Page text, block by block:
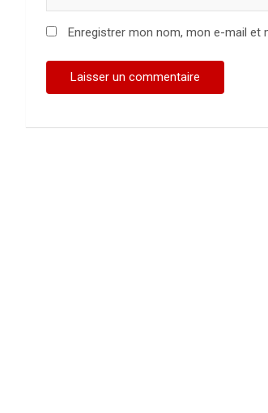
Enregistrer mon nom, mon e-mail et